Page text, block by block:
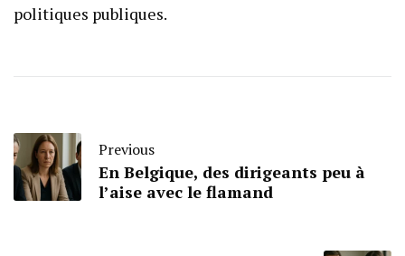
politiques publiques.
Previous
En Belgique, des dirigeants peu à
l’aise avec le flamand